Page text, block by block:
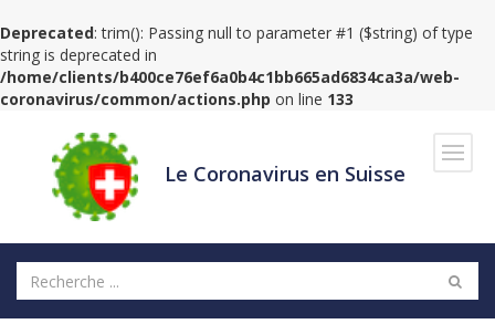
Deprecated: trim(): Passing null to parameter #1 ($string) of type
string is deprecated in
/home/clients/b400ce76ef6a0b4c1bb665ad6834ca3a/web-
coronavirus/common/actions.php on line 133
Le Coronavirus en Suisse